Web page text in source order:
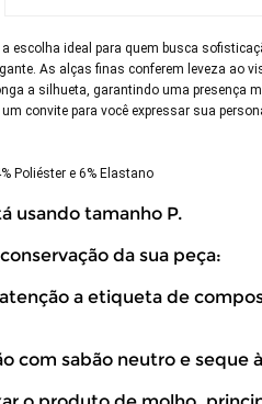
a escolha ideal para quem busca
As alças finas conferem leveza ao
a silhueta, garantindo uma presença
um convite para você expressar sua
Poliéster e 6% Elastano
usando tamanho P.
da sua peça:
a etiqueta de
com sabão neutro e